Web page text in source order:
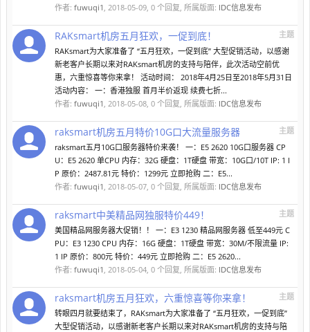
作者: fuwuqi1 , 2018-05-09, 0 个回复, 所属版面: IDC信息发布
主题
RAKsmart机房五月狂欢，一促到底！
RAKsmart为大家准备了 “五月狂欢，一促到底” 大型促销活动，以感谢
新老客户长期以来对RAKsmart机房的支持与陪伴，此次活动空前优
惠，六重惊喜等你来拿！ 活动时间： 2018年4月25日至2018年5月31日
活动内容： 一：香港独服 首月半价返现 续费七折...
作者: fuwuqi1 , 2018-05-08, 0 个回复, 所属版面: IDC信息发布
主题
raksmart机房五月特价10G口大流量服务器
raksmart五月10G口服务器特价来袭！ 一：E5 2620 10G口服务器 CP
U：E5 2620 单CPU 内存：32G 硬盘：1T硬盘 带宽：10G口/10T IP: 1 I
P 原价：2487.81元 特价：1299元 立即抢购 二：E5...
作者: fuwuqi1 , 2018-05-07, 0 个回复, 所属版面: IDC信息发布
主题
raksmart中美精品网独服特价449！
美国精品网服务器大促销！！ 一：E3 1230 精品网服务器 低至449元 C
PU：E3 1230 CPU 内存：16G 硬盘：1T硬盘 带宽：30M/不限流量 IP:
1 IP 原价：800元 特价：449元 立即抢购 二：E5 2620...
作者: fuwuqi1 , 2018-05-04, 0 个回复, 所属版面: IDC信息发布
主题
raksmart机房五月狂欢，六重惊喜等你来拿！
转眼四月就要结束了，RAKsmart为大家准备了 “五月狂欢，一促到底”
大型促销活动，以感谢新老客户长期以来对RAKsmart机房的支持与陪